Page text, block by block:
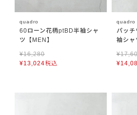
quadro
60ローン花柄ptBD半袖シャ
ツ【MEN】
¥16,280
¥13,024税込
quadro
パッチ
袖シャ
¥
¥